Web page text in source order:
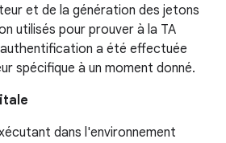
et de la génération des jetons
utilisés pour prouver à la TA
authentification a été effectuée
spécifique à un moment donné.
dans l'environnement